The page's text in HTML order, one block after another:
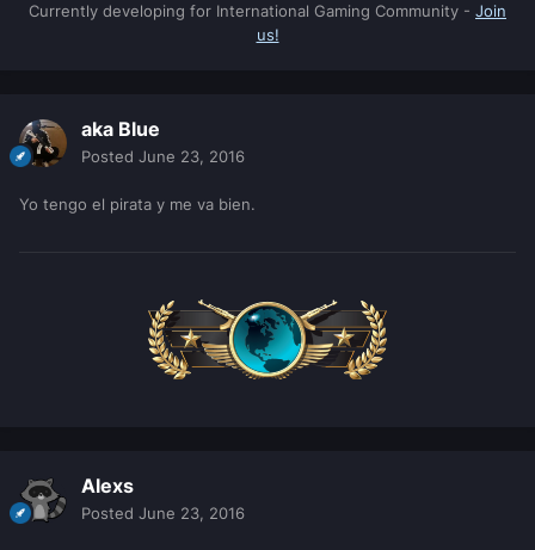
Currently developing for International Gaming Community - Join
us!
aka Blue
Posted June 23, 2016
Yo tengo el pirata y me va bien.
Alexs
Posted June 23, 2016